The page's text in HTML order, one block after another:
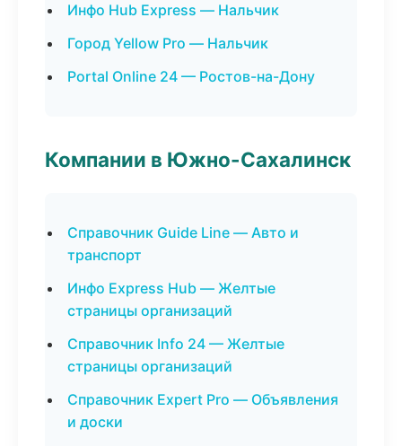
Инфо Hub Express — Нальчик
Город Yellow Pro — Нальчик
Portal Online 24 — Ростов-на-Дону
Компании в Южно-Сахалинск
Справочник Guide Line — Авто и
транспорт
Инфо Express Hub — Желтые
страницы организаций
Справочник Info 24 — Желтые
страницы организаций
Справочник Expert Pro — Объявления
и доски